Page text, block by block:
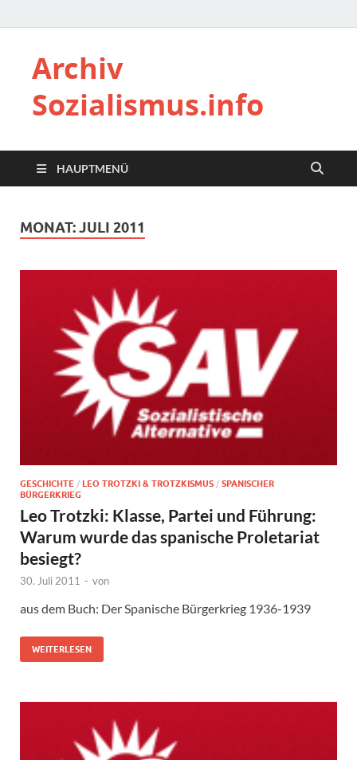
Archiv
Sozialismus.info
HAUPTMENÜ
MONAT:JULI 2011
GESCHICHTE / LEO TROTZKI & TROTZKISMUS / SPANISCHER
BÜRGERKRIEG
Leo Trotzki: Klasse, Partei und Führung:
Warum wurde das spanische Proletariat
besiegt?
30. Juli 2011 - von
aus dem Buch: Der Spanische Bürgerkrieg 1936-1939
WEITERLESEN